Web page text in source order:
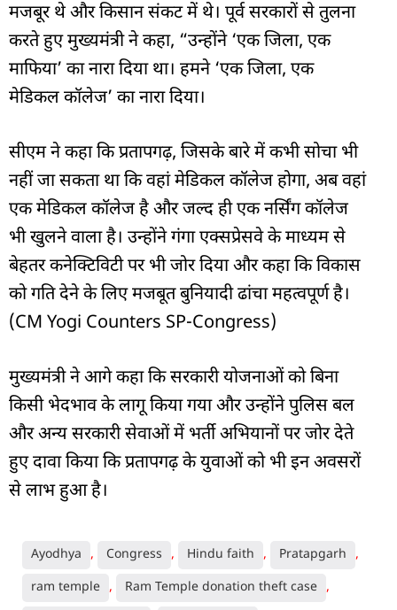
मजबूर थे और किसान संकट में थे। पूर्व सरकारों से तुलना
करते हुए मुख्यमंत्री ने कहा, “उन्होंने ‘एक जिला, एक
माफिया’ का नारा दिया था। हमने ‘एक जिला, एक
मेडिकल कॉलेज’ का नारा दिया।
सीएम ने कहा कि प्रतापगढ़, जिसके बारे में कभी सोचा भी
नहीं जा सकता था कि वहां मेडिकल कॉलेज होगा, अब वहां
एक मेडिकल कॉलेज है और जल्द ही एक नर्सिंग कॉलेज
भी खुलने वाला है। उन्होंने गंगा एक्सप्रेसवे के माध्यम से
बेहतर कनेक्टिविटी पर भी जोर दिया और कहा कि विकास
को गति देने के लिए मजबूत बुनियादी ढांचा महत्वपूर्ण है।
(CM Yogi Counters SP-Congress)
मुख्यमंत्री ने आगे कहा कि सरकारी योजनाओं को बिना
किसी भेदभाव के लागू किया गया और उन्होंने पुलिस बल
और अन्य सरकारी सेवाओं में भर्ती अभियानों पर जोर देते
हुए दावा किया कि प्रतापगढ़ के युवाओं को भी इन अवसरों
से लाभ हुआ है।
Ayodhya , Congress , Hindu faith , Pratapgarh
,
ram temple , Ram Temple donation theft case ,